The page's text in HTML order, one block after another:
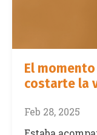
El
costarte la
Feb 28, 2025